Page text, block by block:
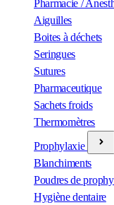
Pharmacie /
Aiguilles
Boites à déchets
Seringues
Sutures
Pharmaceutique
Sachets froids
Thermomètres
Prophylaxie
Blanchiments
Poudres de
Hygiène dentaire